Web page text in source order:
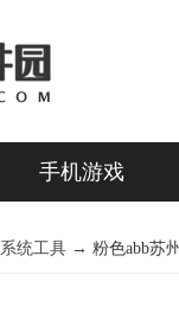
手机游戏
系统工具 → 粉色abb苏